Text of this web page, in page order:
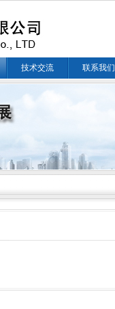
技术交流 联系我们